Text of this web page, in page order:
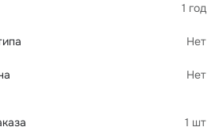
1 год
Нет
Нет
1 шт